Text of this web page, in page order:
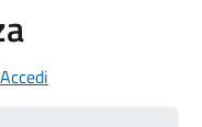
Accedi